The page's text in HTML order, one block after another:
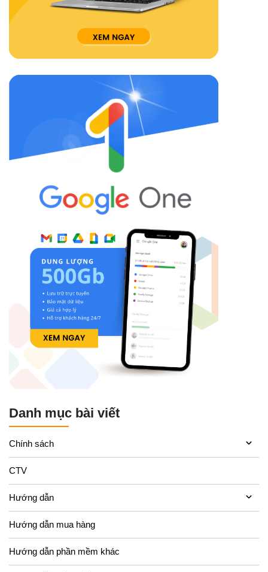
Danh mục bài viết
Chính sách
CTV
Hướng dẫn
Hướng dẫn mua hàng
Hướng dẫn phần mềm khác